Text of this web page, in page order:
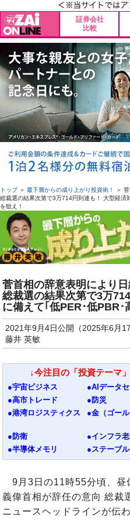
証券会社
比較
トップ＞ 最下層からの成り上がり投資術！
＞
総裁選の結果次第で3万714円到達も！ 大型経済
を狙え！
菅首相の辞意表明により日
総裁選の結果次第で3万
に備えて｢低PER･低PBR･
2021年9月4日公開（2025年6月17
藤井 英敏
↓今注目の「投資テーマ
●宇宙ビジネス ●AIデータ
●高市トレード
●防災
●港湾ロジスティクス
●金（ゴール
●防衛
●インフラ
●半導体メモリ
●ステーブ
9月3日の11時55分頃、昼
義偉首相が辞任の意向 総裁
ニュースヘッドラインが伝